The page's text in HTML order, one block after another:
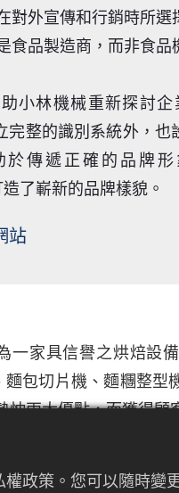
對外宣傳和行銷時所
食品製造商，而非食品
小林機械重新探討
完整的識別系統外，
於傳遞正確的品牌
了嶄新的品牌樣貌。
站
一家具信譽之烘焙設
包切片機、麵糰整型
兩大優點，而獲得顧
業的產品，只為看見
政策。您可以隨時變